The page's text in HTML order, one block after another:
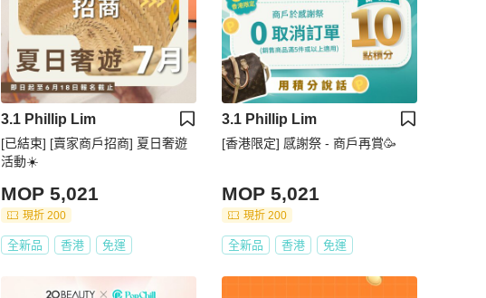
3.1 Phillip Lim
[已結束] [賣家商戶招商] 夏日奢遊
活動☀️
MOP 5,021
現折 200
全新品 香港 免運
3.1 Phillip Lim
[香港限定] 感謝祭 - 商戶再賞🥳
MOP 5,021
現折 200
全新品 香港 免運